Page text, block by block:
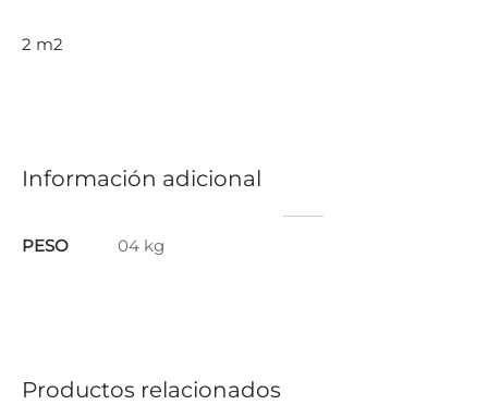
2 m2
Información adicional
PESO 04 kg
Productos relacionados